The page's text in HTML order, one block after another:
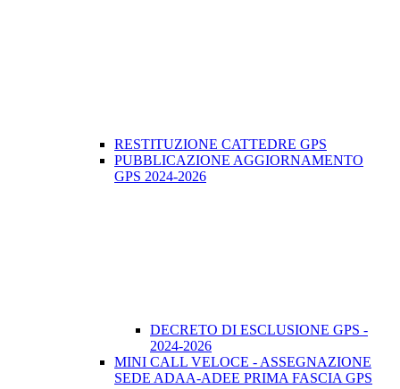
RESTITUZIONE CATTEDRE GPS
PUBBLICAZIONE AGGIORNAMENTO
GPS 2024-2026
DECRETO DI ESCLUSIONE GPS -
2024-2026
MINI CALL VELOCE - ASSEGNAZIONE
SEDE ADAA-ADEE PRIMA FASCIA GPS